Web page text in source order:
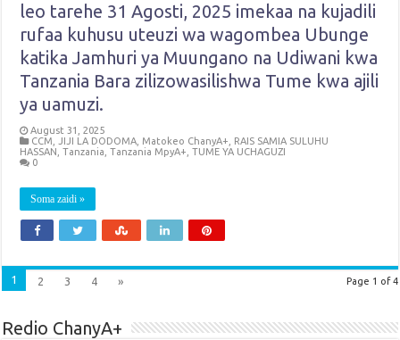
leo tarehe 31 Agosti, 2025 imekaa na kujadili
rufaa kuhusu uteuzi wa wagombea Ubunge
katika Jamhuri ya Muungano na Udiwani kwa
Tanzania Bara zilizowasilishwa Tume kwa ajili
ya uamuzi.
August 31, 2025
CCM
JIJI LA DODOMA Matokeo ChanyA+
RAIS SAMIA SULUHU
HASSAN
,Tanzania ,Tanzania MpyA+ ,TUME YA UCHAGUZI
0
Soma zaidi »
Page 1 of 4
1 2 3 4 »
Redio ChanyA+